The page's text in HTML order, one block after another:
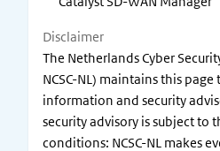
Disclaimer
The Netherlands Cyber
NCSC-NL) maintains this
information and security
security advisory is subject to
conditions: NCSC-NL makes